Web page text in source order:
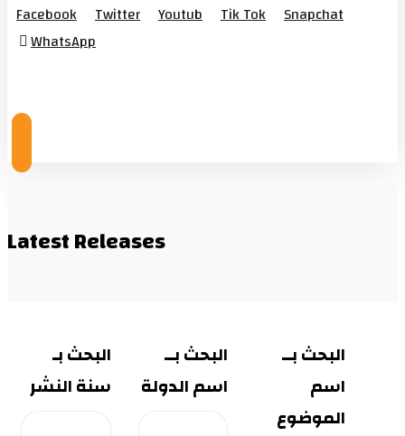
Facebook Twitter Youtub Tik Tok
Snapchat
WhatsApp
Latest Releases
البحث بــ
اسم
الموضوع
البحث بــ
اسم الدولة
البحث بـ
سنة النشر